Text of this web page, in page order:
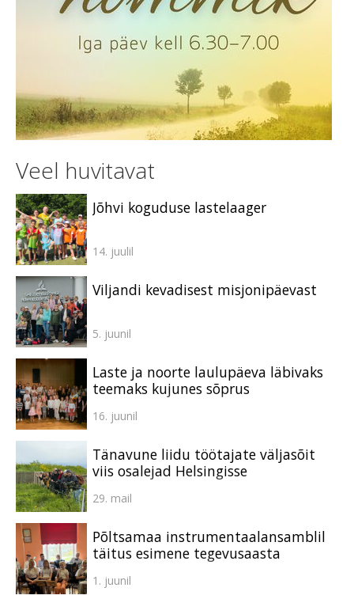
Veel huvitavat
Jõhvi koguduse lastelaager
14. juulil
Viljandi kevadisest misjonipäevast
5. juunil
Laste ja noorte laulupäeva läbivaks
teemaks kujunes sõprus
16. juunil
Tänavune liidu töötajate väljasõit
viis osalejad Helsingisse
29. mail
Põltsamaa instrumentaalansamblil
täitus esimene tegevusaasta
1. juunil